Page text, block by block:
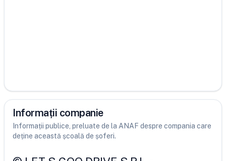
Informații companie
Informații publice, preluate de la ANAF despre compania care
deține această școală de șoferi.